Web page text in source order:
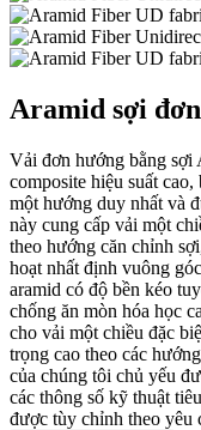
Aramid sợi
Vải đơn hướng bằng sợi
composite hiệu suất
một hướng duy nhất và
này cung cấp vải một
theo hướng căn chỉnh
hoạt nhất định vuông
aramid có độ bền kéo
chống ăn mòn hóa học
cho vải một chiều đặc
trọng cao theo các
của chúng tôi chủ yếu
các thông số kỹ thuật
được tùy chỉnh theo yêu